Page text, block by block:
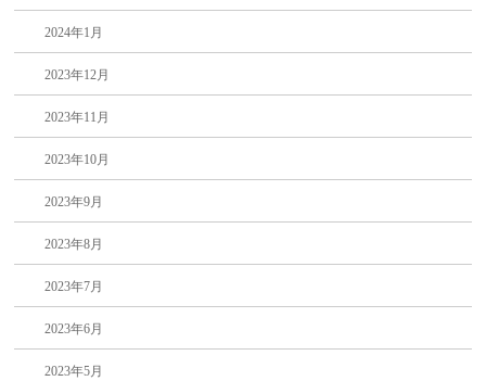
2024年1月
2023年12月
2023年11月
2023年10月
2023年9月
2023年8月
2023年7月
2023年6月
2023年5月